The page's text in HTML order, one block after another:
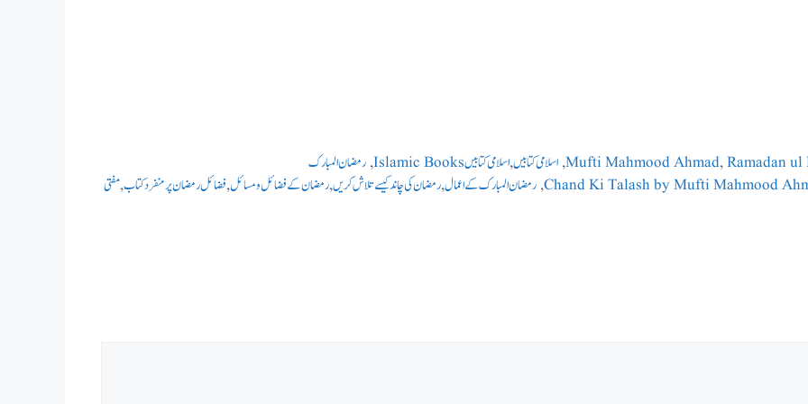
Mufti Mahmood Ahmad,Ramadan
,اسلامی کتابیں,اسلامی کتابیں Islamic Books ,رمضان المبارک
Chand Ki Talash by Mufti Mahmood
,رمضان المبارک کے اعمال,رمضان کی چاند کیسے تلاش کریں,رمضان کے فضائل و مسائل,فضائل رمضان پر منفرد کتاب,مفتی